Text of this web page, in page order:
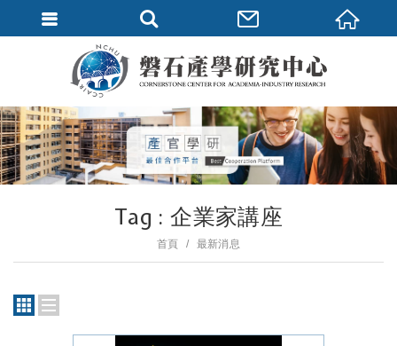
Tag : 企業家講座
首頁 最新消息